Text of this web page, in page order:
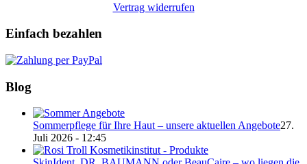
Vertrag widerrufen
Einfach bezahlen
Blog
Sommerpflege für Ihre Haut – unsere aktuellen Angebote27.
Juli 2026 - 12:45